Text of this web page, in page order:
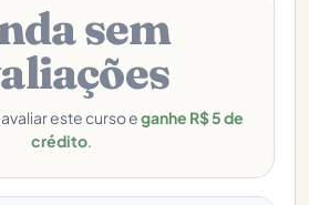
sem
este curso eganhe R$ 5 de
crédito.